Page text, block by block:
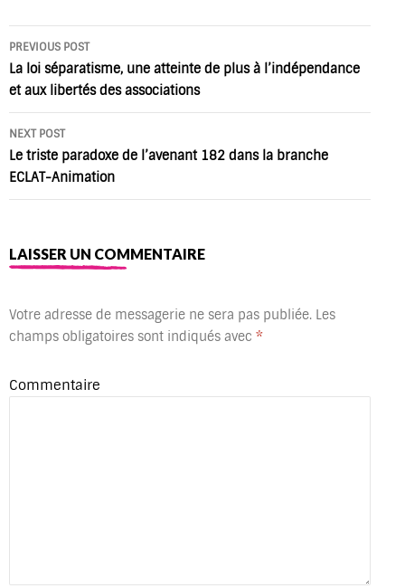
Post
navigation
PREVIOUS POST
La loi séparatisme, une atteinte de plus à l’indépendance
et aux libertés des associations
NEXT POST
Le triste paradoxe de l’avenant 182 dans la branche
ECLAT-Animation
LAISSER UN COMMENTAIRE
Votre adresse de messagerie ne sera pas publiée. Les
champs obligatoires sont indiqués avec *
Commentaire